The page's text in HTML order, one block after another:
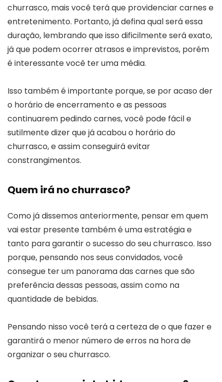
churrasco, mais você terá que providenciar carnes e
entretenimento. Portanto, já defina qual será essa
duração, lembrando que isso dificilmente será exato,
já que podem ocorrer atrasos e imprevistos, porém
é interessante você ter uma média.
Isso também é importante porque, se por acaso der
o horário de encerramento e as pessoas
continuarem pedindo carnes, você pode fácil e
sutilmente dizer que já acabou o horário do
churrasco, e assim conseguirá evitar
constrangimentos.
Quem irá no churrasco?
Como já dissemos anteriormente, pensar em quem
vai estar presente também é uma estratégia e
tanto para garantir o sucesso do seu churrasco. Isso
porque, pensando nos seus convidados, você
consegue ter um panorama das carnes que são
preferência dessas pessoas, assim como na
quantidade de bebidas.
Pensando nisso você terá a certeza de o que fazer e
garantirá o menor número de erros na hora de
organizar o seu churrasco.